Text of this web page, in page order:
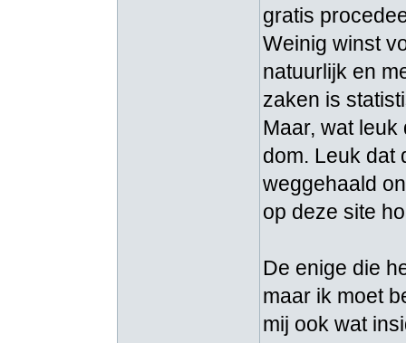
gratis
Weinig winst
natuurlijk en
zaken is
Maar, wat
dom. Leuk dat
weggehaald
op deze site
De enige die
maar ik moet
mij ook wat